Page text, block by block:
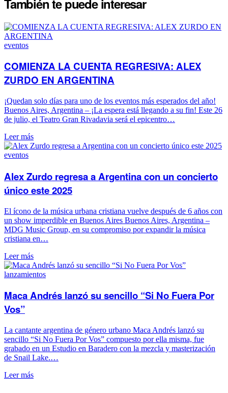
eventos
COMIENZA LA CUENTA REGRESIVA: ALEX
ZURDO EN ARGENTINA
¡Quedan solo días para uno de los eventos más esperados del año!
Buenos Aires, Argentina – ¡La espera está llegando a su fin! Este 26
de julio, el Teatro Gran Rivadavia será el epicentro…
Leer más
eventos
Alex Zurdo regresa a Argentina con un concierto
único este 2025
El ícono de la música urbana cristiana vuelve después de 6 años con
un show imperdible en Buenos Aires Buenos Aires, Argentina –
MDG Music Group, en su compromiso por expandir la música
cristiana en…
Leer más
lanzamientos
Maca Andrés lanzó su sencillo “Si No Fuera Por
Vos”
La cantante argentina de género urbano Maca Andrés lanzó su
sencillo “Si No Fuera Por Vos” compuesto por ella misma, fue
grabado en un Estudio en Baradero con la mezcla y masterización
de Snail Lake.…
Leer más